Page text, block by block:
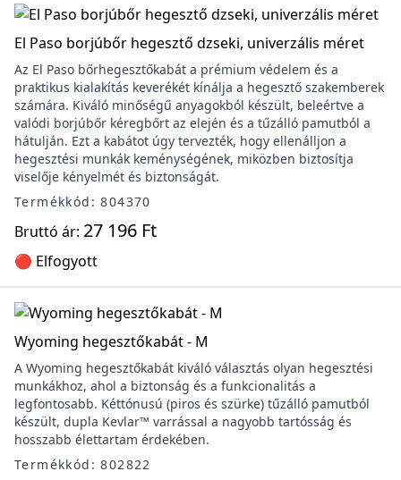
El Paso borjúbőr hegesztő dzseki, univerzális méret
Az El Paso bőrhegesztőkabát a prémium védelem és a
praktikus kialakítás keverékét kínálja a hegesztő szakemberek
számára. Kiváló minőségű anyagokból készült, beleértve a
valódi borjúbőr kéregbőrt az elején és a tűzálló pamutból a
hátulján. Ezt a kabátot úgy tervezték, hogy ellenálljon a
hegesztési munkák keménységének, miközben biztosítja
viselője kényelmét és biztonságát.
Termékkód: 804370
Bruttó ár: 27 196 Ft
🔴 Elfogyott
Wyoming hegesztőkabát - M
A Wyoming hegesztőkabát kiváló választás olyan hegesztési
munkákhoz, ahol a biztonság és a funkcionalitás a
legfontosabb. Kéttónusú (piros és szürke) tűzálló pamutból
készült, dupla Kevlar™ varrással a nagyobb tartósság és
hosszabb élettartam érdekében.
Termékkód: 802822